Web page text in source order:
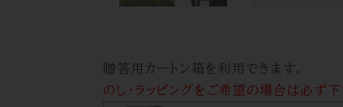
贈答用カートン箱を利用できます。
のし・ラッピングをご希望の場合は必ず